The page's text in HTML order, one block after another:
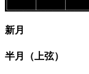
新月 3日
半月（上弦）